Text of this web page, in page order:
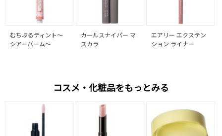
むちぷるティント～
シアーバーム～
カールスナイパー マ
スカラ
エアリー エクステン
ション ライナー
コスメ・化粧品をもっとみる